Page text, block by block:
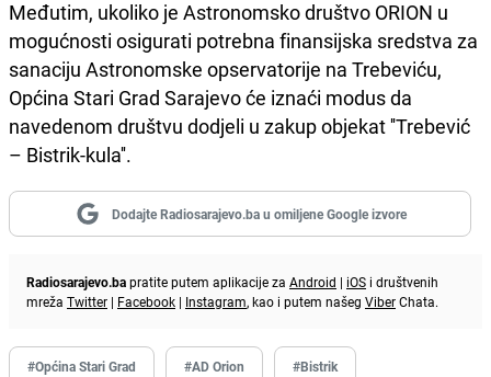
Međutim, ukoliko je Astronomsko društvo ORION u
mogućnosti osigurati potrebna finansijska sredstva za
sanaciju Astronomske opservatorije na Trebeviću,
Općina Stari Grad Sarajevo će iznaći modus da
navedenom društvu dodjeli u zakup objekat ''Trebević
– Bistrik-kula''.
Dodajte Radiosarajevo.ba u omiljene Google izvore
Radiosarajevo.bapratite putem aplikacije za Android | iOS i društvenih
mreža Twitter | Facebook | Instagram, kao i putem našeg ViberChata.
#Općina Stari Grad #AD Orion #Bistrik